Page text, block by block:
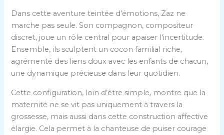
Dans cette aventure teintée d’émotions, Zaz ne
marche pas seule. Son compagnon, compositeur
discret, joue un rôle central pour apaiser l’incertitude.
Ensemble, ils sculptent un cocon familial riche,
agrémenté des liens doux avec les enfants de chacun,
une dynamique précieuse dans leur quotidien.
Cette configuration, loin d’être simple, montre que la
maternité ne se vit pas uniquement à travers la
grossesse, mais aussi dans cette construction affective
élargie. Cela permet à la chanteuse de puiser courage